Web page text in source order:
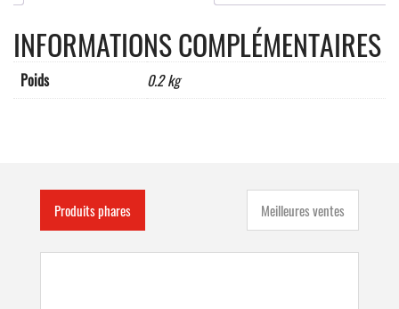
INFORMATIONS COMPLÉMENTAIRES
Poids 0.2 kg
Produits phares Meilleures ventes